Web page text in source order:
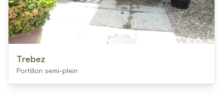
Trebez
Portillon semi-plein